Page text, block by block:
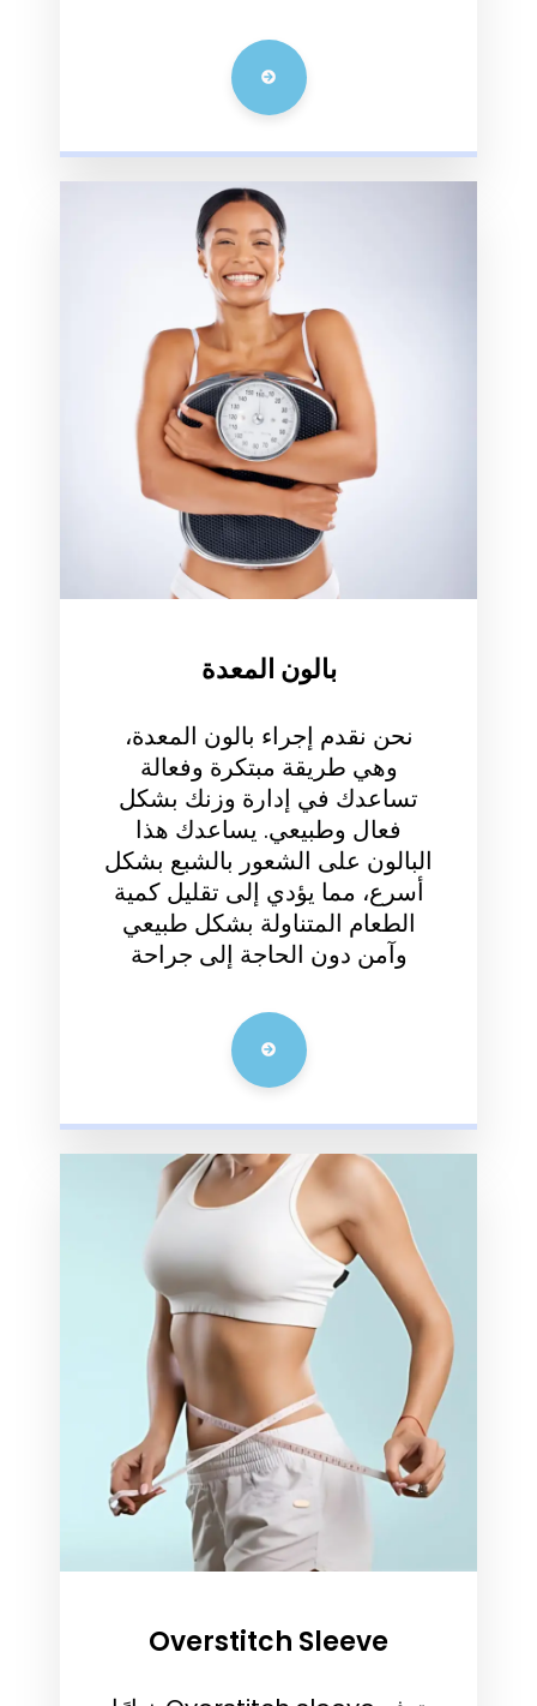
بالون المعدة
نحن نقدم إجراء بالون المعدة،
وهي طريقة مبتكرة وفعالة
تساعدك في إدارة وزنك بشكل
فعال وطبيعي. يساعدك هذا
على الشعور بالشبع بشكل
أسرع، مما يؤدي إلى تقليل كمية
الطعام المتناولة بشكل طبيعي
وآمن دون الحاجة إلى جراحة
Overstitch Sleeve